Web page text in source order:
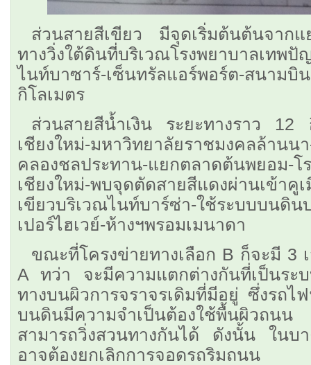
ส่วนสายสีเขียว มีจุดเริ่มต้นต้นจาก
ทางวิ่งใต้ดินที่บริเวณโรงพยาบาลเทพปั
ไนท์บาซาร์-เซ็นทรัลแอร์พอร์ต-สนามบิ
กิโลเมตร
ส่วนสายสีน้ำเงิน ระยะทางราว 12
เชียงใหม่-มหาวิทยาลัยราชมงคลล้านน
คลองชลประทาน-แยกตลาดต้นพยอม-โ
เชียงใหม่-พบจุดตัดสายสีแดงผ่านเข้า
เขียวบริเวณไนท์บาร์ซ่า-ใช้ระบบบนดิ
เปอร์ไฮเวย์-ห้างฯพรอมเมนาดา
ขณะที่โครงข่ายทางเลือก B ก็จะมี 3
A ทว่า จะมีความแตกต่างกันที่เป็นระ
ทางบนผิวการจราจรเดิมที่มีอยู่ ซึ่งรถไ
บนดินมีความจำเป็นต้องใช้พื้นผิวถ
สามารถวิ่งสวนทางกันได้ ดังนั้น ในบ
อาจต้องยกเลิกการจอดรถริมถนน